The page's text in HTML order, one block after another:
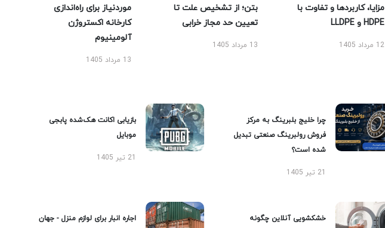
مزایا، کاربردها و تفاوت با
HDPE و LLDPE
12 مرداد 1405
بتن؛ از تشخیص علت تا
تعیین حد مجاز خرابی
13 مرداد 1405
موردنیاز برای راه‌اندازی
کارخانه اکستروژن
آلومینیوم
13 مرداد 1405
چرا خلیج بلبرینگ به مرکز
فروش رولبرینگ صنعتی تبدیل
شده است؟
21 تیر 1405
بازیابی اکانت هک‌شده پابجی
موبایل
21 تیر 1405
خشکشویی آنلاین چگونه
اجاره انبار برای لوازم منزل - جهان